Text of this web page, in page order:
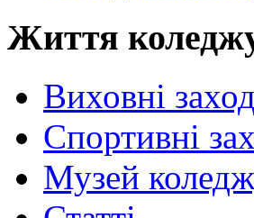
Життя
Виховні
Спортивні
Музей